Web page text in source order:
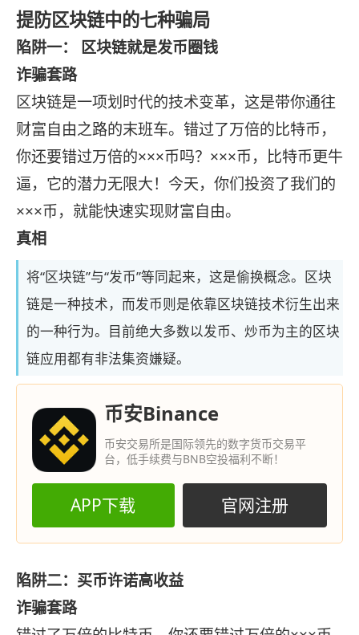
提防区块链中的七种骗局
陷阱一： 区块链就是发币圈钱
诈骗套路
区块链是一项划时代的技术变革，这是带你通往
财富自由之路的末班车。错过了万倍的比特币，
你还要错过万倍的×××币吗？×××币，比特币更牛
逼，它的潜力无限大！今天，你们投资了我们的
×××币，就能快速实现财富自由。
真相
将“区块链”与“发币”等同起来，这是偷换概念。区块
链是一种技术，而发币则是依靠区块链技术衍生出来
的一种行为。目前绝大多数以发币、炒币为主的区块
链应用都有非法集资嫌疑。
币安Binance
币安交易所是国际领先的数字货币交易平
台，低手续费与BNB空投福利不断！
APP下载 官网注册
陷阱二：买币许诺高收益
诈骗套路